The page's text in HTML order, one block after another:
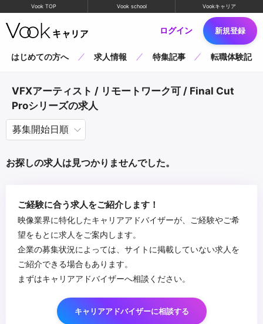
Vook TOP Vook school Vookキャリア
ログイン 新規登録
はじめての方へ 求人情報 特集記事 転職体験記
VFXアーティスト / リモートワーク可 / Final Cut
Proシリーズの求人
お探しの求人は見つかりませんでした。
ご経験に合う求人をご紹介します！
映像業界に特化したキャリアアドバイザーが、ご経験やご希
望をもとに求人をご案内します。
企業の募集状況によっては、サイトに掲載していない求人を
ご紹介できる場合もあります。
まずはキャリアアドバイザーへ相談ください。
キャリアアドバイザーに相談する